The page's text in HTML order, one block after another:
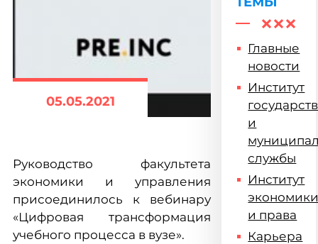
05.05.2021
Руководство факультета
экономики и управления
присоединилось к вебинару
«Цифровая трансформация
учебного процесса в вузе».
Главные
новости
Институт
и
службы
Институт
и права
Карьера